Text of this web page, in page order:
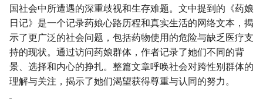
国社会中所遭遇的深重歧视和生存难题。文中提到的《药娘
日记》是一个记录药娘心路历程和真实生活的网络文本，揭
示了更广泛的社会问题，包括药物使用的危险与缺乏医疗支
持的现状。通过访问药娘群体，作者记录了她们不同的背
景、选择和内心的挣扎。整篇文章呼唤社会对跨性别群体的
理解与关注，揭示了她们渴望获得尊重与认同的努力。